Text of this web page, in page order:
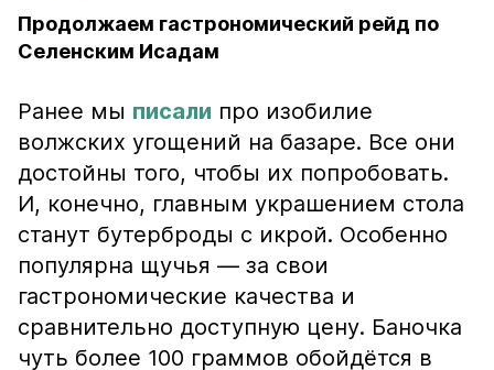
Продолжаем гастрономический рейд по
Селенским Исадам
Ранее мы писали про изобилие
волжских угощений на базаре. Все они
достойны того, чтобы их попробовать.
И, конечно, главным украшением стола
станут бутерброды с икрой. Особенно
популярна щучья — за свои
гастрономические качества и
сравнительно доступную цену. Баночка
чуть более 100 граммов обойдётся в